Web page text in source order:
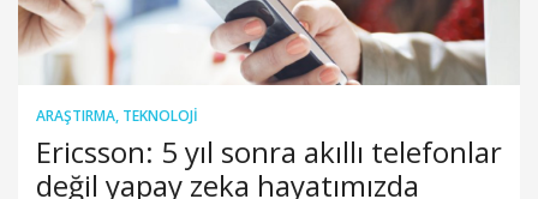
ARAŞTIRMA, TEKNOLOJI
Ericsson: 5 yıl sonra akıllı telefonlar
değil yapay zeka hayatımızda